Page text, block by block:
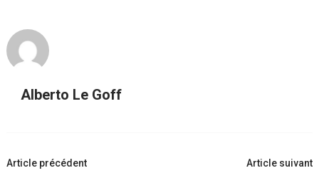
Alberto Le Goff
Navigation
Article précédent Article suivant